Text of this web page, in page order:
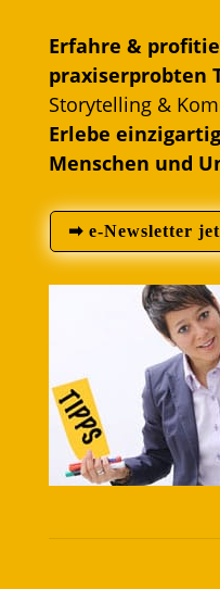
Erfahre &
praxiserprobten
Storytelling &
Erlebe
Menschen und
➡ e-Newsletter